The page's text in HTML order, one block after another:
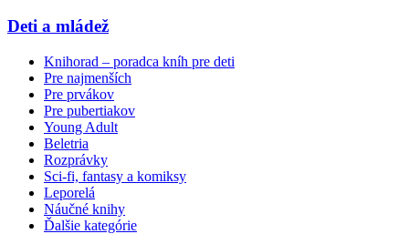
Deti a mládež
Knihorad – poradca kníh pre deti
Pre najmenších
Pre prvákov
Pre pubertiakov
Young Adult
Beletria
Rozprávky
Sci-fi, fantasy a komiksy
Leporelá
Náučné knihy
Ďalšie kategórie